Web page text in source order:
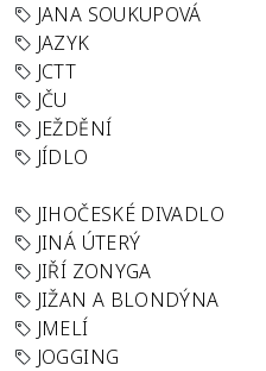
JANA SOUKUPOVÁ
JAZYK
JCTT
JČU
JEŽDĚNÍ
JÍDLO
JIHOČESKÉ DIVADLO
JINÁ ÚTERÝ
JIŘÍ ZONYGA
JIŽAN A BLONDÝNA
JMELÍ
JOGGING